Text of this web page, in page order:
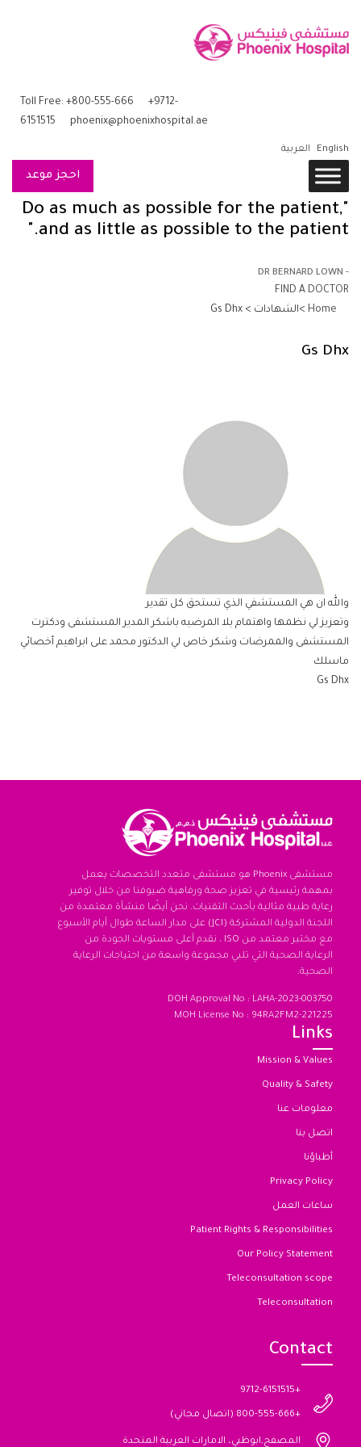
Toll Free: +800-555-666 +9712-
6151515
phoenix@phoenixhospital.ae
English العربية
احجز موعد
"Do as much as possible for the patient,
and as little as possible to the patient."
- DR BERNARD LOWN
FIND A DOCTOR
Home >الشهادات > Gs Dhx
Gs Dhx
والله ان هي المستشفي الذي تستحق كل تقدير
وتعزيز لي نظمها واهتمام بلا المرضيه باشكر المدير المستشفى ودكترت
المستشفى والممرضات وشكر خاص لي الدكتور محمد على ابراهيم أخصائي
ماسلك
Gs Dhx
مستشفى Phoenix هو مستشفى متعدد التخصصات يعمل
بمهمة رئيسية في تعزيز صحة ورفاهية ضيوفنا من خلال توفير
رعاية طبية مثالية بأحدث التقنيات. نحن أيضًا منشأة معتمدة من
اللجنة الدولية المشتركة (JCI) على مدار الساعة طوال أيام الأسبوع
مع مختبر معتمد من ISO ، نقدم أعلى مستويات الجودة من
الرعاية الصحية التي تلبي مجموعة واسعة من احتياجات الرعاية
الصحية.
DOH Approval No : LAHA-2023-003750
MOH License No : 94RA2FM2-221225
Links
Mission & Values
Quality & Safety
معلومات عنا
اتصل بنا
أطباؤنا
Privacy Policy
ساعات العمل
Patient Rights & Responsibilities
Our Policy Statement
Teleconsultation scope
Teleconsultation
Contact
+9712-6151515
+800-555-666 (اتصال مجاني)
المصفح,ابوظبي، الامارات العربية المتحدة